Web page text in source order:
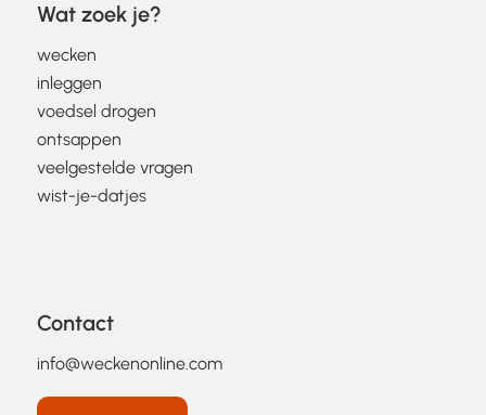
Wat zoek je?
wecken
inleggen
voedsel drogen
ontsappen
veelgestelde vragen
wist-je-datjes
Contact
info@weckenonline.com